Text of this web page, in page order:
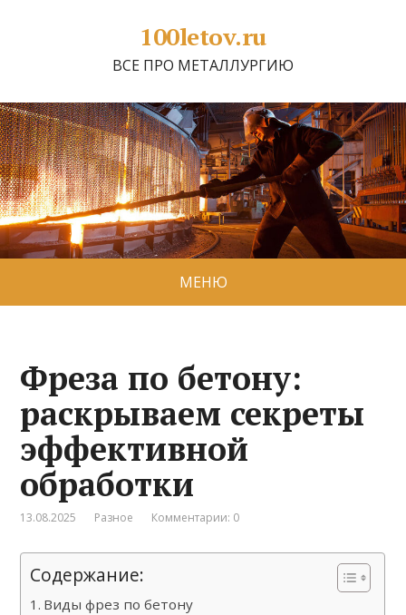
100letov.ru
ВСЕ ПРО МЕТАЛЛУРГИЮ
МЕНЮ
Фреза по бетону:
раскрываем секреты
эффективной
обработки
13.08.2025 Разное Комментарии: 0
Содержание:
Виды фрез по бетону